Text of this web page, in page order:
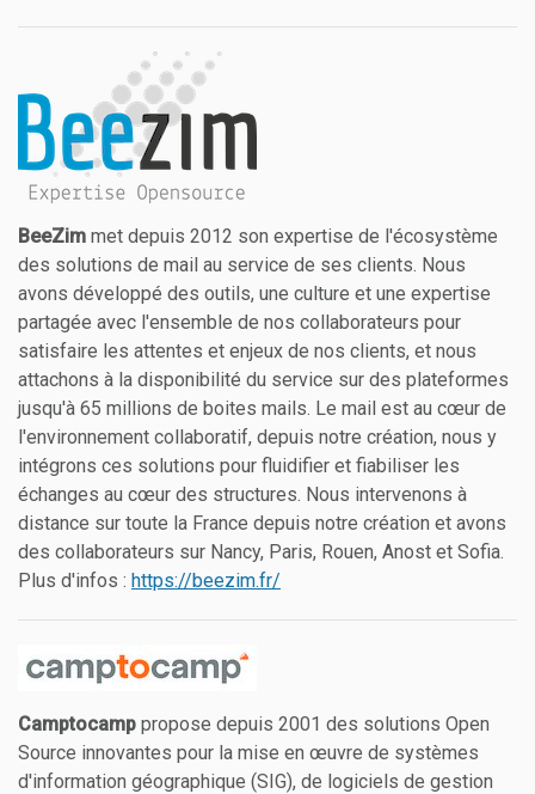
BeeZim met depuis 2012 son expertise de l'écosystème
des solutions de mail au service de ses clients. Nous
avons développé des outils, une culture et une expertise
partagée avec l'ensemble de nos collaborateurs pour
satisfaire les attentes et enjeux de nos clients, et nous
attachons à la disponibilité du service sur des plateformes
jusqu'à 65 millions de boites mails. Le mail est au cœur de
l'environnement collaboratif, depuis notre création, nous y
intégrons ces solutions pour fluidifier et fiabiliser les
échanges au cœur des structures. Nous intervenons à
distance sur toute la France depuis notre création et avons
des collaborateurs sur Nancy, Paris, Rouen, Anost et Sofia.
Plus d'infos : https://beezim.fr/
Camptocamp propose depuis 2001 des solutions Open
Source innovantes pour la mise en œuvre de systèmes
d'information géographique (SIG), de logiciels de gestion